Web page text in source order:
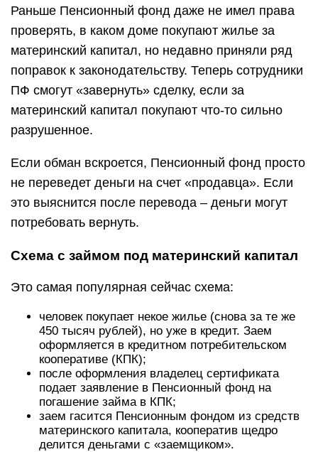
Раньше Пенсионный фонд даже не имел права
проверять, в каком доме покупают жилье за
материнский капитал, но недавно приняли ряд
поправок к законодательству. Теперь сотрудники
ПФ смогут «завернуть» сделку, если за
материнский капитал покупают что-то сильно
разрушенное.
Если обман вскроется, Пенсионный фонд просто
не переведет деньги на счет «продавца». Если
это выяснится после перевода – деньги могут
потребовать вернуть.
Схема с займом под материнский капитал
Это самая популярная сейчас схема:
человек покупает некое жилье (снова за те же
450 тысяч рублей), но уже в кредит. Заем
оформляется в кредитном потребительском
кооперативе (КПК);
после оформления владелец сертификата
подает заявление в Пенсионный фонд на
погашение займа в КПК;
заем гасится Пенсионным фондом из средств
материнского капитала, кооператив щедро
делится деньгами с «заемщиком».